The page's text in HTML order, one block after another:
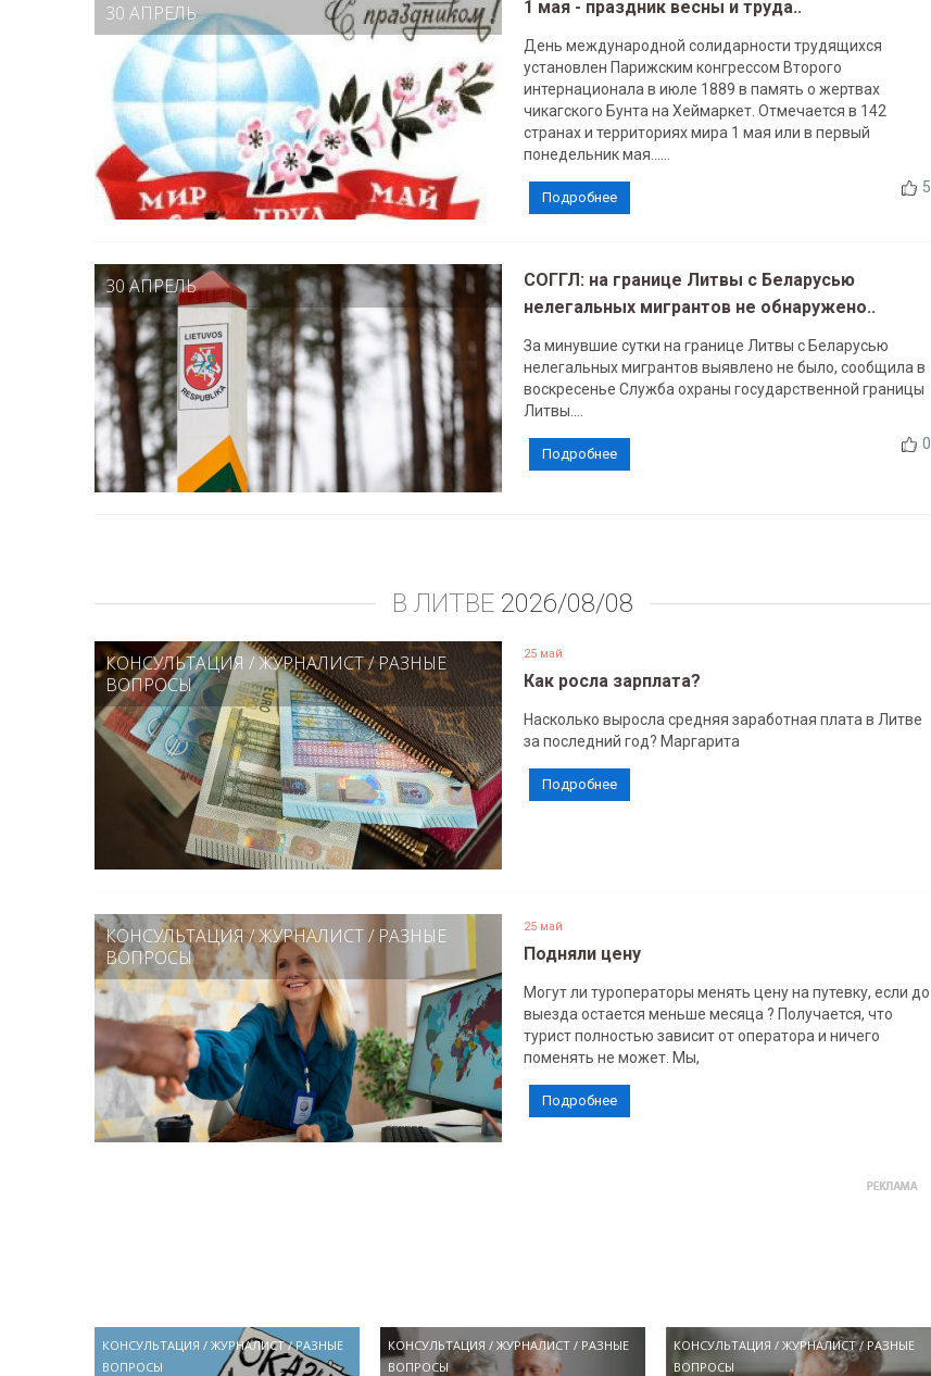
30 АПРЕЛЬ 1 мая - праздник весны и труда..
День международной солидарности трудящихся
установлен Парижским конгрессом Второго
интернационала в июле 1889 в память о жертвах
чикагского Бунта на Хеймаркет. Отмечается в 142
странах и территориях мира 1 мая или в первый
понедельник мая......
5
Подробнее
30 АПРЕЛЬ
СОГГЛ: на границе Литвы с Беларусью
нелегальных мигрантов не обнаружено..
За минувшие сутки на границе Литвы с Беларусью
нелегальных мигрантов выявлено не было, сообщила в
воскресенье Служба охраны государственной границы
Литвы....
0
Подробнее
В ЛИТВЕ 2026/08/08
КОНСУЛЬТАЦИЯ /ЖУРНАЛИСТ/РАЗНЫЕ
ВОПРОСЫ
25 май
Как росла зарплата?
Насколько выросла средняя заработная плата в Литве
за последний год? Маргарита
Подробнее
КОНСУЛЬТАЦИЯ/ЖУРНАЛИСТ/ РАЗНЫЕ
ВОПРОСЫ
25 май
Подняли цену
Могут ли туроператоры менять цену на путевку, если до
выезда остается меньше месяца ? Получается, что
турист полностью зависит от оператора и ничего
поменять не может. Мы,
Подробнее
КОНСУЛЬТАЦИЯ / ЖУРНАЛИСТ/РАЗНЫЕ
ВОПРОСЫ
КОНСУЛЬТАЦИЯ /ЖУРНАЛИСТ / РАЗНЫЕ
ВОПРОСЫ
КОНСУЛЬТАЦИЯ /ЖУРНАЛИСТ/ РАЗНЫЕ
ВОПРОСЫ